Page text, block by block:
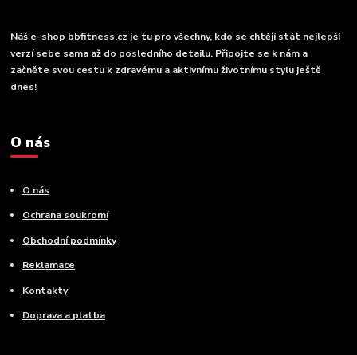
Náš e-shop bbfitness.cz je tu pro všechny, kdo se chtějí stát nejlepší
verzí sebe sama až do posledního detailu. Připojte se k nám a
začněte svou cestu k zdravému a aktivnímu životnímu stylu ještě
dnes!
O nás
O nás
Ochrana soukromí
Obchodní podmínky
Reklamace
Kontakty
Doprava a platba